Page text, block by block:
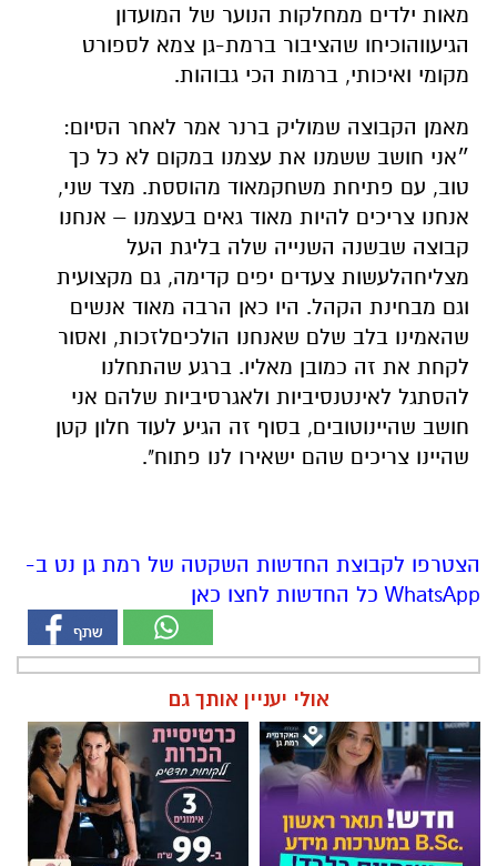
מאות ילדים ממחלקות הנוער של המועדון
הגיעווהוכיחו שהציבור ברמת-גן צמא לספורט
מקומי ואיכותי, ברמות הכי גבוהות.
מאמן הקבוצה שמוליק ברנר אמר לאחר הסיום:
״אני חושב ששמנו את עצמנו במקום לא כל כך
טוב, עם פתיחת משחקמאוד מהוססת. מצד שני,
אנחנו צריכים להיות מאוד גאים בעצמנו – אנחנו
קבוצה שבשנה השנייה שלה בליגת העל
מצליחהלעשות צעדים יפים קדימה, גם מקצועית
וגם מבחינת הקהל. היו כאן הרבה מאוד אנשים
שהאמינו בלב שלם שאנחנו הולכיםלזכות, ואסור
לקחת את זה כמובן מאליו. ברגע שהתחלנו
להסתגל לאינטנסיביות ולאגרסיביות שלהם אני
חושב שהיינוטובים, בסוף זה הגיע לעוד חלון קטן
שהיינו צריכים שהם ישאירו לנו פתוח".
הצטרפו לקבוצת החדשות השקטה של רמת גן נט ב-
WhatsApp כל החדשות לחצו כאן
אולי יעניין אותך גם